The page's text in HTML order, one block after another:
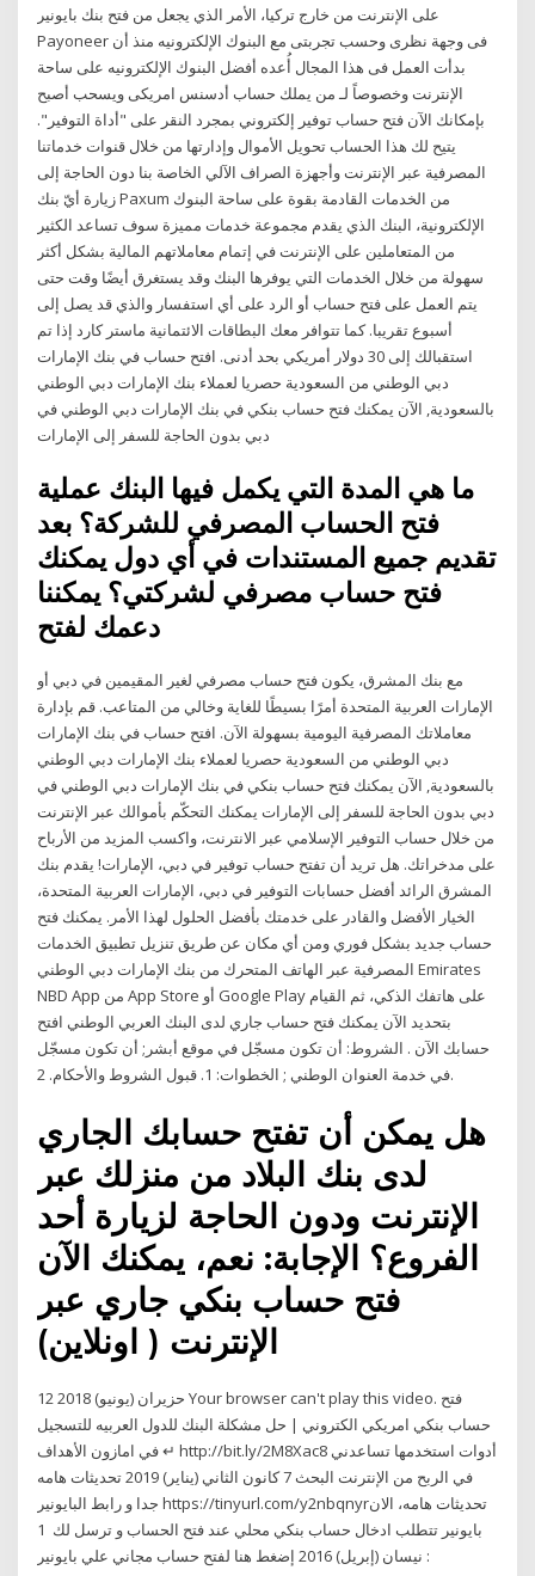
على الإنترنت من خارج تركيا، الأمر الذي يجعل من فتح بنك بايونير
Payoneer فى وجهة نظرى وحسب تجربتى مع البنوك الإلكترونيه منذ أن
بدأت العمل فى هذا المجال أُعده أفضل البنوك الإلكترونيه على ساحة
الإنترنت وخصوصاً لـ من يملك حساب أدسنس امريكى ويسحب أصبح
بإمكانك الآن فتح حساب توفير إلكتروني بمجرد النقر على "أداة التوفير".
يتيح لك هذا الحساب تحويل الأموال وإدارتها من خلال قنوات خدماتنا
المصرفية عبر الإنترنت وأجهزة الصراف الآلي الخاصة بنا دون الحاجة إلى
زيارة أيّ بنك Paxum من الخدمات القادمة بقوة على ساحة البنوك
الإلكترونية، البنك الذي يقدم مجموعة خدمات مميزة سوف تساعد الكثير
من المتعاملين على الإنترنت في إتمام معاملاتهم المالية بشكل أكثر
سهولة من خلال الخدمات التي يوفرها البنك وقد يستغرق أيضًا وقت حتى
يتم العمل على فتح حساب أو الرد على أي استفسار والذي قد يصل إلى
أسبوع تقريبا. كما تتوافر معك البطاقات الائتمانية ماستر كارد إذا تم
استقبالك إلى 30 دولار أمريكي بحد أدنى. افتح حساب في بنك الإمارات
دبي الوطني من السعودية حصريا لعملاء بنك الإمارات دبي الوطني
بالسعودية, الآن يمكنك فتح حساب بنكي في بنك الإمارات دبي الوطني في
دبي بدون الحاجة للسفر إلى الإمارات
ما هي المدة التي يكمل فيها البنك عملية
فتح الحساب المصرفي للشركة؟ بعد
تقديم جميع المستندات في أي دول يمكنك
فتح حساب مصرفي لشركتي؟ يمكننا
مع بنك المشرق، يكون فتح حساب مصرفي لغير المقيمين في دبي أو
الإمارات العربية المتحدة أمرًا بسيطًا للغاية وخالي من المتاعب. قم بإدارة
معاملاتك المصرفية اليومية بسهولة الآن. افتح حساب في بنك الإمارات
دبي الوطني من السعودية حصريا لعملاء بنك الإمارات دبي الوطني
بالسعودية, الآن يمكنك فتح حساب بنكي في بنك الإمارات دبي الوطني في
دبي بدون الحاجة للسفر إلى الإمارات يمكنك التحكّم بأموالك عبر الإنترنت
من خلال حساب التوفير الإسلامي عبر الانترنت، واكسب المزيد من الأرباح
على مدخراتك. هل تريد أن تفتح حساب توفير في دبي، الإمارات! يقدم بنك
المشرق الرائد أفضل حسابات التوفير في دبي، الإمارات العربية المتحدة،
الخيار الأفضل والقادر على خدمتك بأفضل الحلول لهذا الأمر. يمكنك فتح
حساب جديد بشكل فوري ومن أي مكان عن طريق تنزيل تطبيق الخدمات
المصرفية عبر الهاتف المتحرك من بنك الإمارات دبي الوطني Emirates
NBD App من App Store أو Google Play على هاتفك الذكي، ثم القيام
بتحديد الآن يمكنك فتح حساب جاري لدى البنك العربي الوطني افتح
حسابك الآن . الشروط: أن تكون مسجّل في موقع أبشر; أن تكون مسجّل
في خدمة العنوان الوطني ; الخطوات: 1. قبول الشروط والأحكام. 2.
هل يمكن أن تفتح حسابك الجاري
لدى بنك البلاد من منزلك عبر
الإنترنت ودون الحاجة لزيارة أحد
الفروع؟ الإجابة: نعم، يمكنك الآن
فتح حساب بنكي جاري عبر
12 حزيران (يونيو) 2018 Your browser can't play this video. فتح
حساب بنكي امريكي الكتروني | حل مشكلة البنك للدول العربيه للتسجيل
في امازون الأهداف ↵ http://bit.ly/2M8Xac8 أدوات استخدمها تساعدني
في الربح من الإنترنت البحث 7 كانون الثاني (يناير) 2019 تحديثات هامه
جدا و رابط البايونير https://tinyurl.com/y2nbqnyrتحديثات هامه، الان
بايونير تتطلب ادخال حساب بنكي محلي عند فتح الحساب و ترسل لك 1
نيسان (إبريل) 2016 إضغط هنا لفتح حساب مجاني علي بايونير :